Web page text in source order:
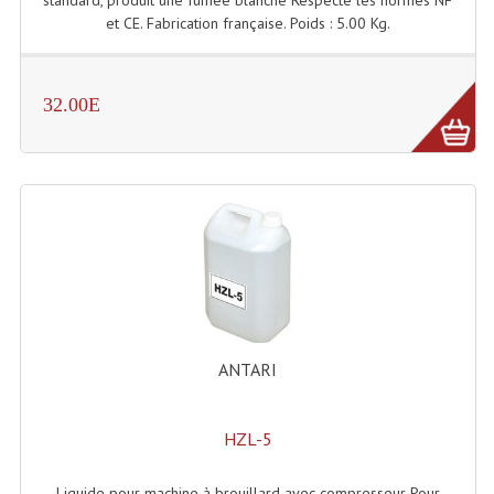
Lecteurs Cd À Plats
Lecteurs Double Cd MP3
Lecteurs Lasers Simple Et Mp3 (rack 19")
Minidisc
Digital Package Et Logiciel
Enregistreur Numérique
et CE. Fabrication française. Poids : 5.00 Kg.
32.00E
ANTARI
HZL-5